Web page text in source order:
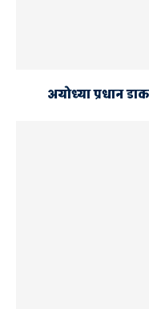
अयोध्या प्रधान